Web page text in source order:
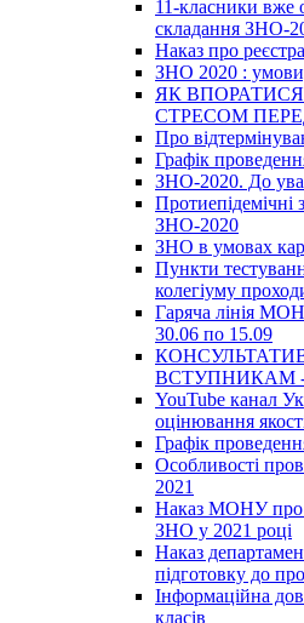
11-класники вже
складання ЗНО-
Наказ про
ЗНО 2020 : умови,
ЯК
СТРЕСОМ
Про
Графік
ЗНО-2020. До
Протиепідемічні
ЗНО-2020
ЗНО в умовах
Пункти
колегіуму
Гаряча лінія
30.06 по 15.09
ВСТУПНИКАМ -
YouTube канал
оцінювання
Графік
Особливості
2021
Наказ МОНУ про
ЗНО у 2021 році
Наказ
підготовку до
Інформаційна
класів